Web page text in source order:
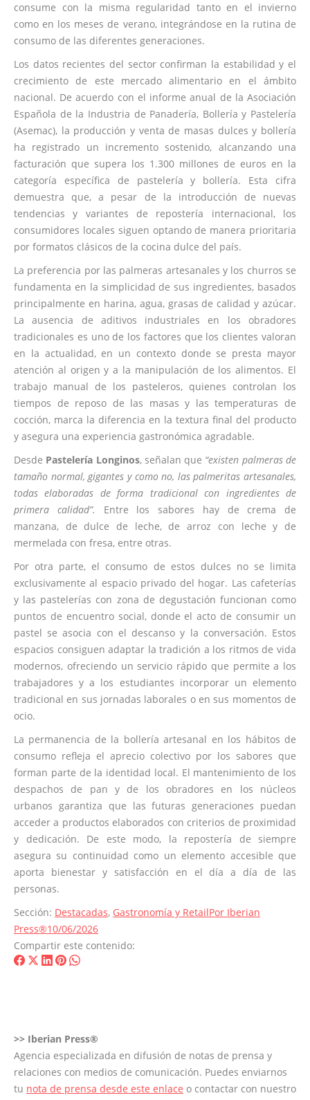
consume con la misma regularidad tanto en el invierno
como en los meses de verano, integrándose en la rutina de
consumo de las diferentes generaciones.
Los datos recientes del sector confirman la estabilidad y el
crecimiento de este mercado alimentario en el ámbito
nacional. De acuerdo con el informe anual de la Asociación
Española de la Industria de Panadería, Bollería y Pastelería
(Asemac), la producción y venta de masas dulces y bollería
ha registrado un incremento sostenido, alcanzando una
facturación que supera los 1.300 millones de euros en la
categoría específica de pastelería y bollería. Esta cifra
demuestra que, a pesar de la introducción de nuevas
tendencias y variantes de repostería internacional, los
consumidores locales siguen optando de manera prioritaria
por formatos clásicos de la cocina dulce del país.
La preferencia por las palmeras artesanales y los churros se
fundamenta en la simplicidad de sus ingredientes, basados
principalmente en harina, agua, grasas de calidad y azúcar.
La ausencia de aditivos industriales en los obradores
tradicionales es uno de los factores que los clientes valoran
en la actualidad, en un contexto donde se presta mayor
atención al origen y a la manipulación de los alimentos. El
trabajo manual de los pasteleros, quienes controlan los
tiempos de reposo de las masas y las temperaturas de
cocción, marca la diferencia en la textura final del producto
y asegura una experiencia gastronómica agradable.
Desde Pastelería Longinos, señalan que “existen palmeras de
tamaño normal, gigantes y como no, las palmeritas artesanales,
todas elaboradas de forma tradicional con ingredientes de
primera calidad”. Entre los sabores hay de crema de
manzana, de dulce de leche, de arroz con leche y de
mermelada con fresa, entre otras.
Por otra parte, el consumo de estos dulces no se limita
exclusivamente al espacio privado del hogar. Las cafeterías
y las pastelerías con zona de degustación funcionan como
puntos de encuentro social, donde el acto de consumir un
pastel se asocia con el descanso y la conversación. Estos
espacios consiguen adaptar la tradición a los ritmos de vida
modernos, ofreciendo un servicio rápido que permite a los
trabajadores y a los estudiantes incorporar un elemento
tradicional en sus jornadas laborales o en sus momentos de
ocio.
La permanencia de la bollería artesanal en los hábitos de
consumo refleja el aprecio colectivo por los sabores que
forman parte de la identidad local. El mantenimiento de los
despachos de pan y de los obradores en los núcleos
urbanos garantiza que las futuras generaciones puedan
acceder a productos elaborados con criterios de proximidad
y dedicación. De este modo, la repostería de siempre
asegura su continuidad como un elemento accesible que
aporta bienestar y satisfacción en el día a día de las
personas.
Sección: Destacadas, Gastronomía y RetailPor Iberian
Press®10/06/2026
Compartir este contenido:
ShareShareShare
ShareShare
>> Iberian Press®
Agencia especializada en difusión de notas de prensa y
relaciones con medios de comunicación. Puedes enviarnos
tu nota de prensa desde este enlace o contactar con nuestro